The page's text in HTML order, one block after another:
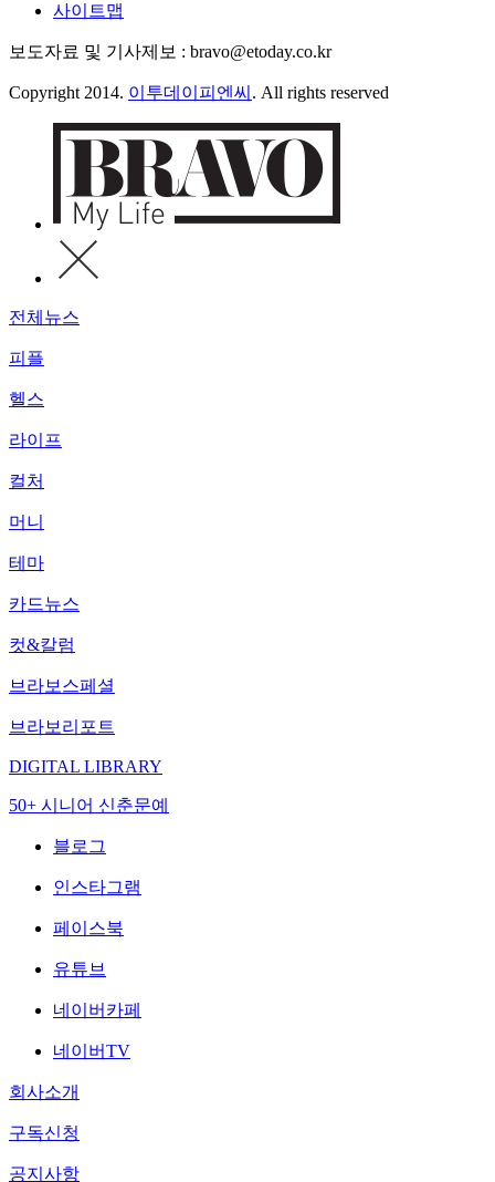
사이트맵
보도자료 및 기사제보 : bravo@etoday.co.kr
Copyright 2014. 이투데이피엔씨 . All rights reserved
전체뉴스
피플
헬스
라이프
컬처
머니
테마
카드뉴스
컷&칼럼
브라보스페셜
브라보리포트
DIGITAL LIBRARY
50+ 시니어 신춘문예
블로그
인스타그램
페이스북
유튜브
네이버카페
네이버TV
회사소개
구독신청
공지사항